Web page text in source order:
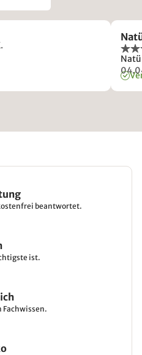
beantwortet.
ist.
Fachwissen.